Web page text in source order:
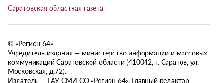
Саратовская областная газета
© «Регион 64»
Учредитель издания — министерство информации и массовых
коммуникаций Саратовской области (410042, г. Саратов, ул.
Московская, д.72).
Издатель — ГАУ СМИ СО «Регион 64». Главный редактор